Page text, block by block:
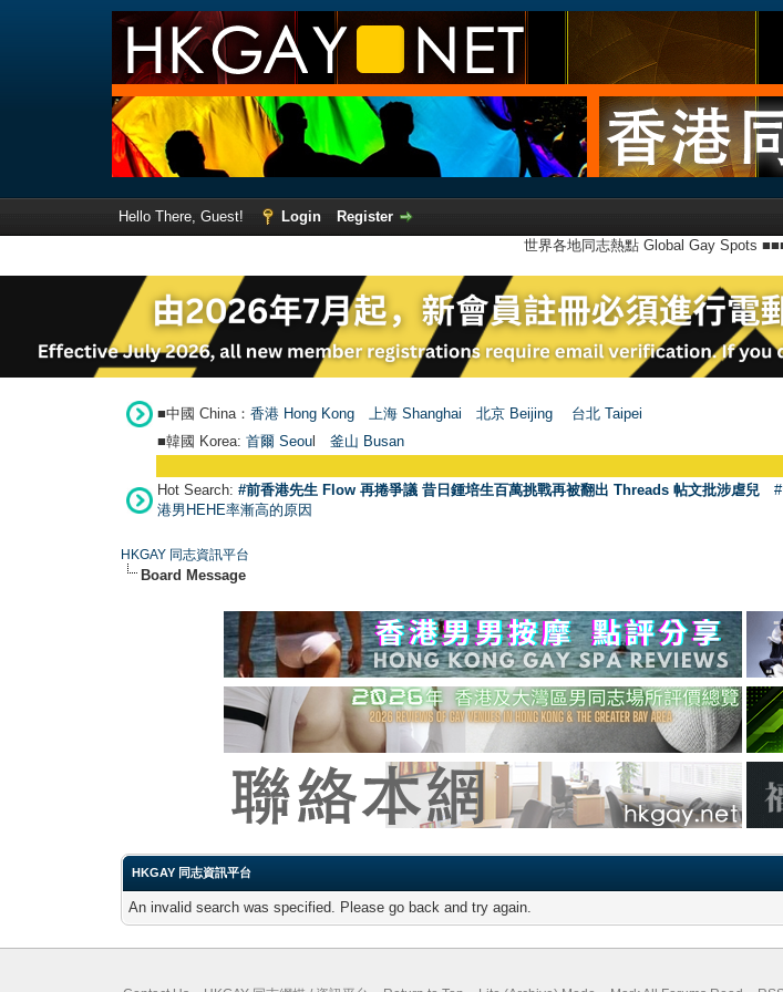
Hello There, Guest! Login
Register
世界各地同志熱點 Global Gay Spots
■中國 China： 香港 Hong Kong 上海 Shanghai 北京 Beijing 台北 Taipei
■韓國 Korea: 首爾 Seou 釜山 Busan
Hot Search: #前香港先生 Flow 再捲爭議 昔日鍾培生百萬挑戰再被翻出 Threads 帖文批涉虐兒
港男HEHE率漸高的原因
HKGAY 同志資訊平台
Board Message
HKGAY 同志資訊平台
An invalid search was specified. Please go back and try again.